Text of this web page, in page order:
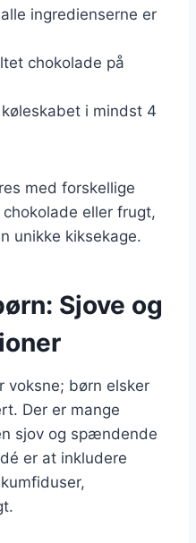
ingredienserne er
chokolade på
i mindst 4
med forskellige
eller frugt,
unikke kiksekage.
Sjove og
voksne; børn elsker
Der er mange
sjov og spændende
er at inkludere